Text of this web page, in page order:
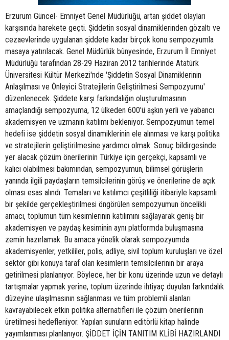
Erzurum Güncel- Emniyet Genel Müdürlüğü, artan şiddet olayları
karşısında harekete geçti. Şiddetin sosyal dinamiklerinden gözaltı ve
cezaevlerinde uygulanan şiddete kadar birçok konu sempozyumla
masaya yatırılacak. Genel Müdürlük bünyesinde, Erzurum İl Emniyet
Müdürlüğü tarafından 28-29 Haziran 2012 tarihlerinde Atatürk
Üniversitesi Kültür Merkezi'nde 'Şiddetin Sosyal Dinamiklerinin
Anlaşılması ve Önleyici Stratejilerin Geliştirilmesi Sempozyumu'
düzenlenecek. Şiddete karşı farkındalığın oluşturulmasının
amaçlandığı sempozyuma, 12 ülkeden 600'ü aşkın yerli ve yabancı
akademisyen ve uzmanın katılımı bekleniyor. Sempozyumun temel
hedefi ise şiddetin sosyal dinamiklerinin ele alınması ve karşı politika
ve stratejilerin geliştirilmesine yardımcı olmak. Sonuç bildirgesinde
yer alacak çözüm önerilerinin Türkiye için gerçekçi, kapsamlı ve
kalıcı olabilmesi bakımından, sempozyumun, bilimsel görüşlerin
yanında ilgili paydaşların temsilcilerinin görüş ve önerilerine de açık
olması esas alındı. Temaları ve katılımcı çeşitliliği itibariyle kapsamlı
bir şekilde gerçekleştirilmesi öngörülen sempozyumun öncelikli
amacı, toplumun tüm kesimlerinin katılımını sağlayarak geniş bir
akademisyen ve paydaş kesiminin aynı platformda buluşmasına
zemin hazırlamak. Bu amaca yönelik olarak sempozyumda
akademisyenler, yetkililer, polis, adliye, sivil toplum kuruluşları ve özel
sektör gibi konuya taraf olan kesimlerin temsilcilerinin bir araya
getirilmesi planlanıyor. Böylece, her bir konu üzerinde uzun ve detaylı
tartışmalar yapmak yerine, toplum üzerinde ihtiyaç duyulan farkındalık
düzeyine ulaşılmasının sağlanması ve tüm problemli alanları
kavrayabilecek etkin politika alternatifleri ile çözüm önerilerinin
üretilmesi hedefleniyor. Yapılan sunuların editörlü kitap halinde
yayımlanması planlanıyor. ŞİDDET İÇİN TANITIM KLİBİ HAZIRLANDI